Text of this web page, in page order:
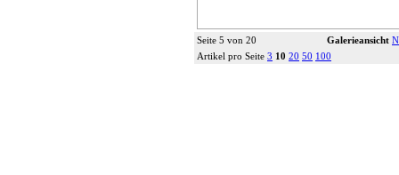
Seite 5 von 20 Galerieansicht
Artikel pro Seite 3 10 20 50 100